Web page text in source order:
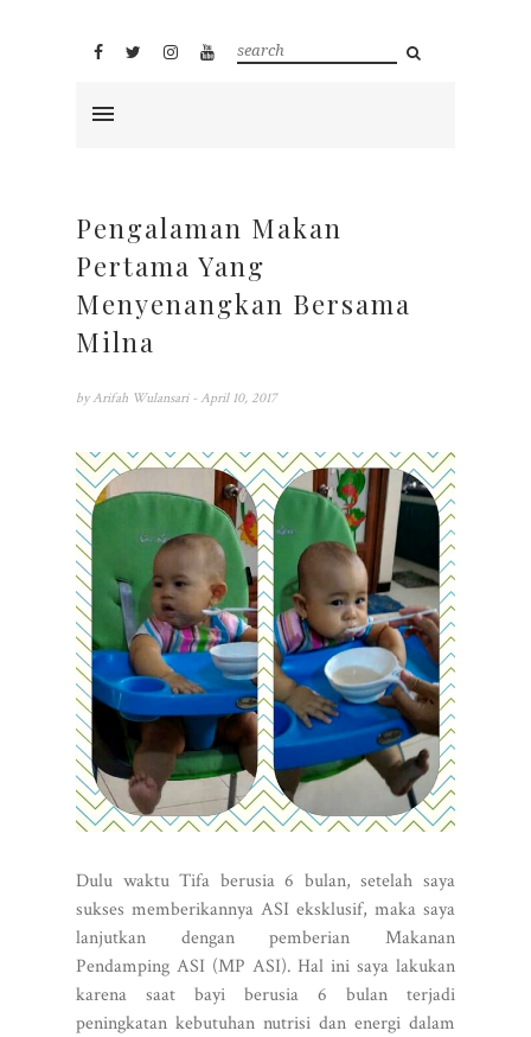
Pengalaman Makan
Pertama Yang
Menyenangkan Bersama
Milna
by Arifah Wulansari - April 10, 2017
Dulu waktu Tifa berusia 6 bulan, setelah saya
sukses memberikannya ASI eksklusif, maka saya
lanjutkan dengan pemberian Makanan
Pendamping ASI (MP ASI). Hal ini saya lakukan
karena saat bayi berusia 6 bulan terjadi
peningkatan kebutuhan nutrisi dan energi dalam